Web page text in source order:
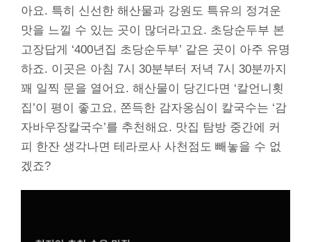
아요. 특히 신선한 해산물과 강원도 특유의 정겨운
맛을 느낄 수 있는 곳이 많더라고요. 초당순두부 본
고장답게 ‘400년집 초당순두부’ 같은 곳이 아주 유명
하죠. 이곳은 아침 7시 30분부터 저녁 7시 30분까지
꽤 일찍 문을 열어요. 해산물이 당긴다면 ‘칼언니횟
집’이 평이 좋고요, 쫀득한 감자옹심이 칼국수는 ‘감
자바우장칼국수’를 추천해요. 맛집 탐방 중간에 커
피 한잔 생각나면 테라로사 사천점도 빼놓을 수 없
겠죠?